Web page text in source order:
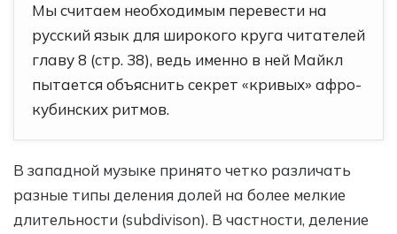
Мы считаем необходимым перевести на
русский язык для широкого круга читателей
главу 8 (стр. 38), ведь именно в ней Майкл
пытается объяснить секрет «кривых» афро-
кубинских ритмов.
В западной музыке принято четко различать
разные типы деления долей на более мелкие
длительности (subdivison). В частности, деление